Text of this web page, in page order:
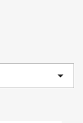
